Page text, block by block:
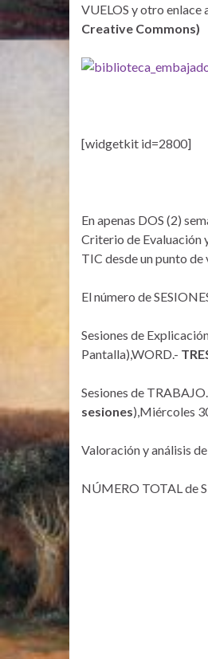
VUELOS y otro enlace
Creative Commons)
[widgetkit id=2800]
En apenas DOS (2)
Criterio de Evaluación
TIC desde un punto
El número de
Sesiones de
Pantalla),WORD.-
Sesiones de
sesiones),Miércoles
Valoración y análisis
NÚMERO TOTAL de